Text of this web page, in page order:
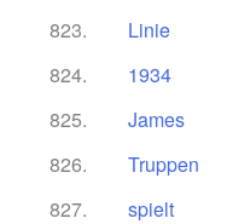
823.
Linie
824.
1934
825.
James
826.
Truppen
827.
spielt